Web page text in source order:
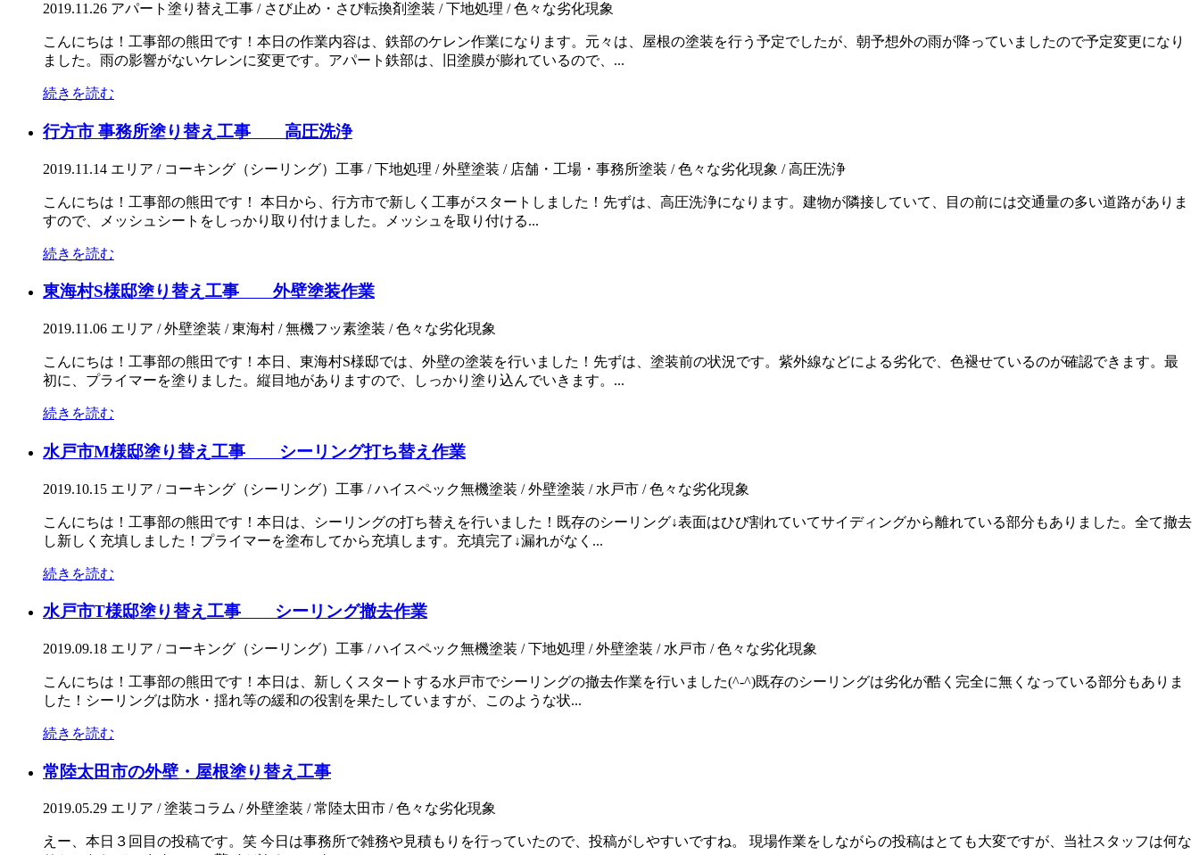
2019.11.26 アパート塗り替え工事 / さび止め・さび転換剤塗装 / 下地処理 / 色々な劣化現象
こんにちは！工事部の熊田です！本日の作業内容は、鉄部のケレン作業になります。元々は、屋根の塗装を行う予定でしたが、朝予想外の雨が降っていましたので予定変更になり
ました。雨の影響がないケレンに変更です。アパート鉄部は、旧塗膜が膨れているので、...
続きを読む
行方市 事務所塗り替え工事 高圧洗浄
2019.11.14 エリア / コーキング（シーリング）工事 / 下地処理 / 外壁塗装 / 店舗・工場・事務所塗装 / 色々な劣化現象 / 高圧洗浄
こんにちは！工事部の熊田です！ 本日から、行方市で新しく工事がスタートしました！先ずは、高圧洗浄になります。建物が隣接していて、目の前には交通量の多い道路がありま
すので、メッシュシートをしっかり取り付けました。メッシュを取り付ける...
続きを読む
東海村S様邸塗り替え工事 外壁塗装作業
2019.11.06 エリア / 外壁塗装 / 東海村 / 無機フッ素塗装 / 色々な劣化現象
こんにちは！工事部の熊田です！本日、東海村S様邸では、外壁の塗装を行いました！先ずは、塗装前の状況です。紫外線などによる劣化で、色褪せているのが確認できます。最
初に、プライマーを塗りました。縦目地がありますので、しっかり塗り込んでいきます。...
続きを読む
水戸市M様邸塗り替え工事 シーリング打ち替え作業
2019.10.15 エリア / コーキング（シーリング）工事 / ハイスペック無機塗装 / 外壁塗装 / 水戸市 / 色々な劣化現象
こんにちは！工事部の熊田です！本日は、シーリングの打ち替えを行いました！既存のシーリング↓表面はひび割れていてサイディングから離れている部分もありました。全て撤去
し新しく充填しました！プライマーを塗布してから充填します。充填完了↓漏れがなく...
続きを読む
水戸市T様邸塗り替え工事 シーリング撤去作業
2019.09.18 エリア / コーキング（シーリング）工事 / ハイスペック無機塗装 / 下地処理 / 外壁塗装 / 水戸市 / 色々な劣化現象
こんにちは！工事部の熊田です！本日は、新しくスタートする水戸市でシーリングの撤去作業を行いました(^-^)既存のシーリングは劣化が酷く完全に無くなっている部分もありま
した！シーリングは防水・揺れ等の緩和の役割を果たしていますが、このような状...
続きを読む
常陸太田市の外壁・屋根塗り替え工事
2019.05.29 エリア / 塗装コラム / 外壁塗装 / 常陸太田市 / 色々な劣化現象
えー、本日３回目の投稿です。笑 今日は事務所で雑務や見積もりを行っていたので、投稿がしやすいですね。 現場作業をしながらの投稿はとても大変ですが、当社スタッフは何な